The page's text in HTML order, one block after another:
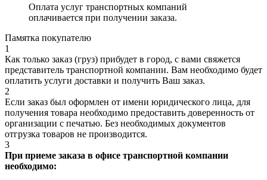
Оплата услуг транспортных компаний
оплачивается при получении заказа.
Памятка покупателю
1
Как только заказ (груз) прибудет в город, с вами свяжется
представитель транспортной компании. Вам необходимо будет
оплатить услуги доставки и получить Ваш заказ.
2
Если заказ был оформлен от имени юридического лица, для
получения товара необходимо предоставить доверенность от
организации с печатью. Без необходимых документов
отгрузка товаров не производится.
3
При приеме заказа в офисе транспортной компании
необходимо: